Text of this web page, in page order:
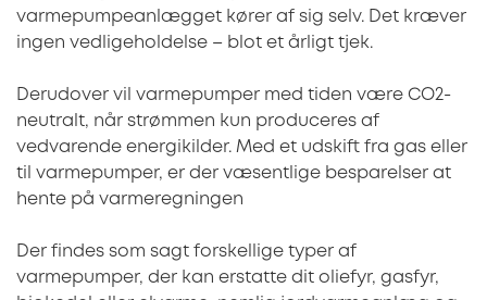
varmepumpeanlægget kører af sig selv. Det kræver
ingen vedligeholdelse – blot et årligt tjek.
Derudover vil varmepumper med tiden være CO2-
neutralt, når strømmen kun produceres af
vedvarende energikilder. Med et udskift fra gas eller
til varmepumper, er der væsentlige besparelser at
hente på varmeregningen
Der findes som sagt forskellige typer af
varmepumper, der kan erstatte dit oliefyr, gasfyr,